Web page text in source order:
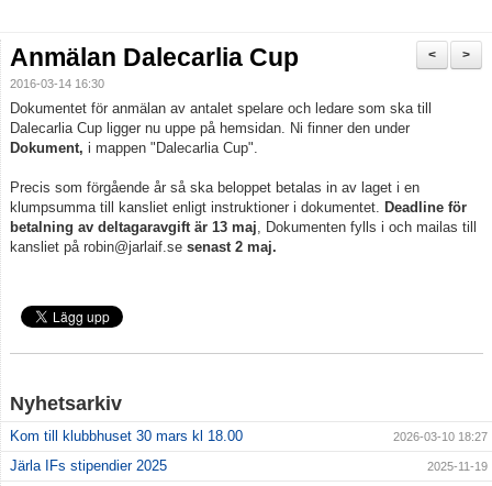
Domare
Dalecarlia Cup
Anläggningar
>
<
Anmälan Dalecarlia Cup
2016-03-14 16:30
Dokumentet för anmälan av antalet spelare och ledare som ska till
Dalecarlia Cup ligger nu uppe på hemsidan. Ni finner den under
Dokument, i mappen "Dalecarlia Cup".
Precis som förgående år så ska beloppet betalas in av laget i en
klumpsumma till kansliet enligt instruktioner i dokumentet. Deadline för
betalning av deltagaravgift är 13 maj, Dokumenten fylls i och mailas till
kansliet på robin@jarlaif.se senast 2 maj.
Nyhetsarkiv
Kom till klubbhuset 30 mars kl 18.00 2026-03-10 18:27
Järla IFs stipendier 2025 2025-11-19